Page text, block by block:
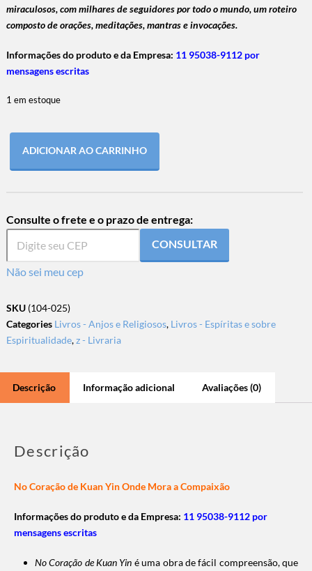
miraculosos, com milhares de seguidores por todo o mundo, um roteiro
composto de orações, meditações, mantras e invocações.
Informações do produto e da Empresa: 11 95038-9112 por
mensagens escritas
1 em estoque
ADICIONAR AO CARRINHO
Consulte o frete e o prazo de entrega:
CONSULTAR
Não sei meu cep
SKU (104-025)
Categories Livros - Anjos e Religiosos, Livros - Espíritas e sobre
Espiritualidade,z - Livraria
Descrição Informação adicional Avaliações (0)
Descrição
No Coração de Kuan Yin Onde Mora a Compaixão
Informações do produto e da Empresa: 11 95038-9112 por
mensagens escritas
No Coração de Kuan Yin é uma obra de fácil compreensão, que